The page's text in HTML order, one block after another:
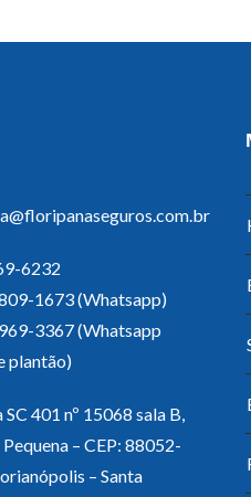
6232
1673 (Whatsapp)
3367 (Whatsapp
plantão)
SC 401 nº 15068 sala B,
– CEP: 88052-
– Santa